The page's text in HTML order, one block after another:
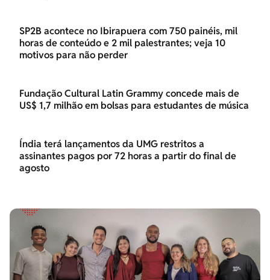
SP2B acontece no Ibirapuera com 750 painéis, mil
horas de conteúdo e 2 mil palestrantes; veja 10
motivos para não perder
Fundação Cultural Latin Grammy concede mais de
US$ 1,7 milhão em bolsas para estudantes de música
Índia terá lançamentos da UMG restritos a
assinantes pagos por 72 horas a partir do final de
agosto